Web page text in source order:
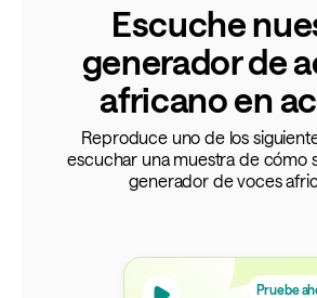
Escuche
generador de
africano en
Reproduce uno de los
escuchar una muestra de cómo
generador de voces
Pruebe